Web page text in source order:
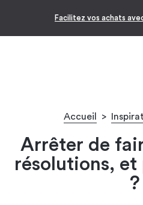
-10% pour les
Accueil >
Arrêter de
résolutions, et
?